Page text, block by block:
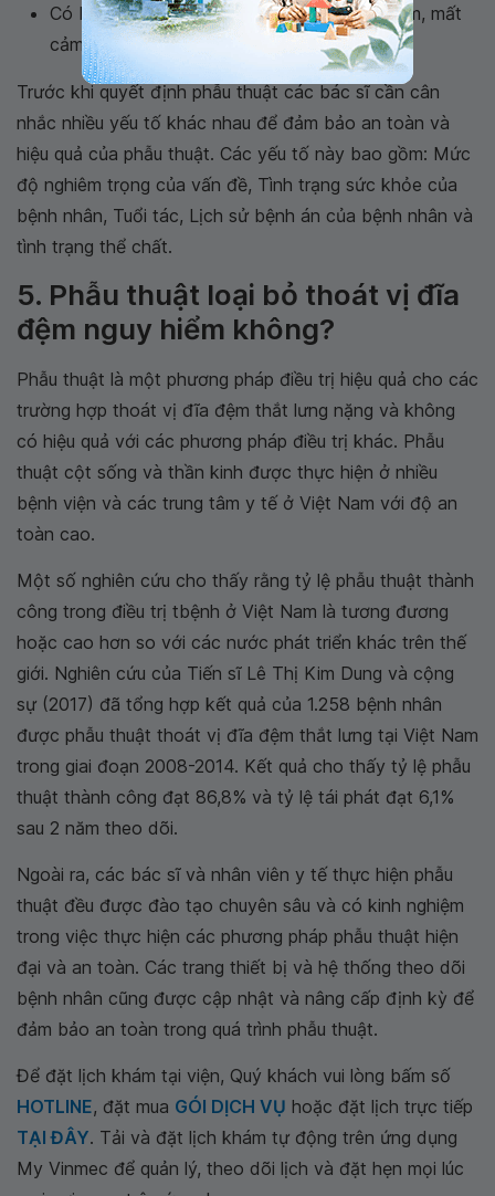
Có biến chứng như suy giảm chức năng, viêm, mất
cảm giác hoặc mất sức mạnh trên chi dưới.
Trước khi quyết định phẫu thuật các bác sĩ cần cân
nhắc nhiều yếu tố khác nhau để đảm bảo an toàn và
hiệu quả của phẫu thuật. Các yếu tố này bao gồm: Mức
độ nghiêm trọng của vấn đề, Tình trạng sức khỏe của
bệnh nhân, Tuổi tác, Lịch sử bệnh án của bệnh nhân và
tình trạng thể chất.
5. Phẫu thuật loại bỏ thoát vị đĩa
đệm nguy hiểm không?
Phẫu thuật là một phương pháp điều trị hiệu quả cho các
trường hợp thoát vị đĩa đệm thắt lưng nặng và không
có hiệu quả với các phương pháp điều trị khác. Phẫu
thuật cột sống và thần kinh được thực hiện ở nhiều
bệnh viện và các trung tâm y tế ở Việt Nam với độ an
toàn cao.
Một số nghiên cứu cho thấy rằng tỷ lệ phẫu thuật thành
công trong điều trị tbệnh ở Việt Nam là tương đương
hoặc cao hơn so với các nước phát triển khác trên thế
giới. Nghiên cứu của Tiến sĩ Lê Thị Kim Dung và cộng
sự (2017) đã tổng hợp kết quả của 1.258 bệnh nhân
được phẫu thuật thoát vị đĩa đệm thắt lưng tại Việt Nam
trong giai đoạn 2008-2014. Kết quả cho thấy tỷ lệ phẫu
thuật thành công đạt 86,8% và tỷ lệ tái phát đạt 6,1%
sau 2 năm theo dõi.
Ngoài ra, các bác sĩ và nhân viên y tế thực hiện phẫu
thuật đều được đào tạo chuyên sâu và có kinh nghiệm
trong việc thực hiện các phương pháp phẫu thuật hiện
đại và an toàn. Các trang thiết bị và hệ thống theo dõi
bệnh nhân cũng được cập nhật và nâng cấp định kỳ để
đảm bảo an toàn trong quá trình phẫu thuật.
Để đặt lịch khám tại viện, Quý khách vui lòng bấm số
HOTLINE, đặt mua GÓI DỊCH VỤ hoặc đặt lịch trực tiếp
TẠI ĐÂY. Tải và đặt lịch khám tự động trên ứng dụng
My Vinmec để quản lý, theo dõi lịch và đặt hẹn mọi lúc